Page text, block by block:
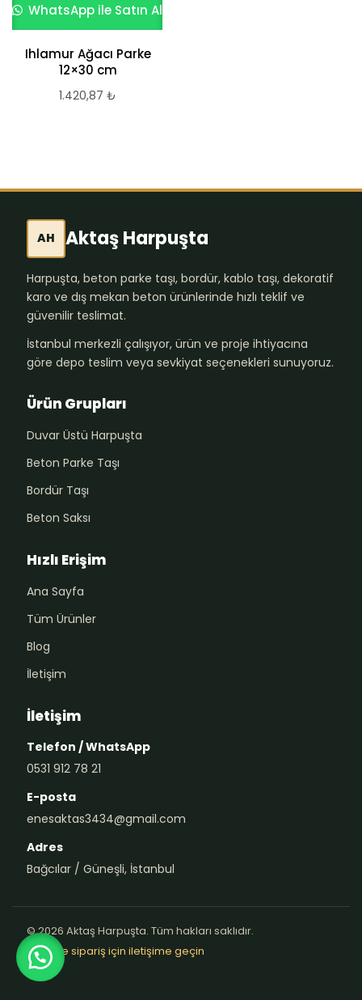
WhatsApp ile Satın Al
Ihlamur Ağacı Parke
12×30 cm
1.420,87 ₺
AH Aktaş Harpuşta
Harpuşta, beton parke taşı, bordür, kablo taşı, dekoratif
karo ve dış mekan beton ürünlerinde hızlı teklif ve
güvenilir teslimat.
İstanbul merkezli çalışıyor, ürün ve proje ihtiyacına
göre depo teslim veya sevkiyat seçenekleri sunuyoruz.
Ürün Grupları
Duvar Üstü Harpuşta
Beton Parke Taşı
Bordür Taşı
Beton Saksı
Hızlı Erişim
Ana Sayfa
Tüm Ürünler
Blog
İletişim
İletişim
Telefon / WhatsApp
0531 912 78 21
E-posta
enesaktas3434@gmail.com
Adres
Bağcılar / Güneşli, İstanbul
© 2026 Aktaş Harpuşta. Tüm hakları saklıdır.
Teklif ve sipariş için iletişime geçin